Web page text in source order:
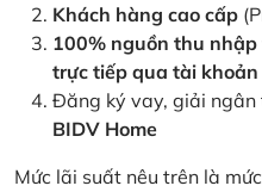
Khách hàng cao cấp
100% nguồn thu
trực tiếp qua tài khoản
Đăng ký vay, giải ngân
BIDV Home
Mức lãi suất nêu trên là